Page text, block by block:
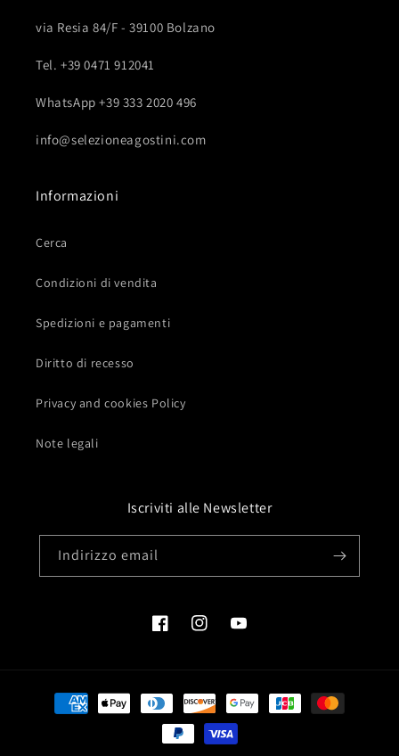
via Resia 84/F - 39100 Bolzano
Tel. +39 0471 912041
WhatsApp +39 333 2020 496
info@selezioneagostini.com
Informazioni
Cerca
Condizioni di vendita
Spedizioni e pagamenti
Diritto di recesso
Privacy and cookies Policy
Note legali
Iscriviti alle Newsletter
Indirizzo email
FacebookInstagramYouTube
Metodi